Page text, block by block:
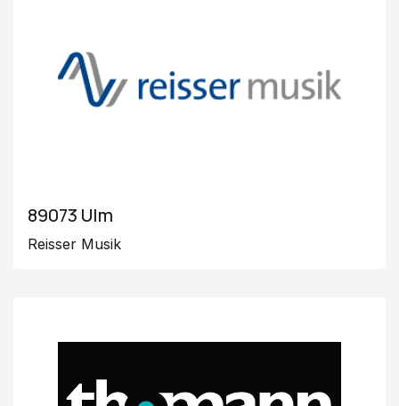
89073 Ulm
Reisser Musik